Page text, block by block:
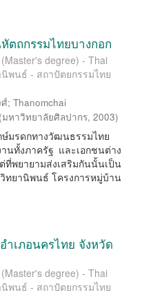
ตถกรรมไทยบางกอก
degree) - Thai
พนธ์ - สถาปัตยกรรมไทย
; Thanomchai
(มหาวิทยาลัยศิลปากร, 2003)
มรดกทางวัฒนธรรมไทย
นทั้งภาครัฐ และเอกชนต่าง
ยายามส่งเสริมกันนั้นเป็น
ทยานิพนธ์ โครงการหมู่บ้าน
ำเภอนครไทย จังหวัด
degree) - Thai
พนธ์ - สถาปัตยกรรมไทย